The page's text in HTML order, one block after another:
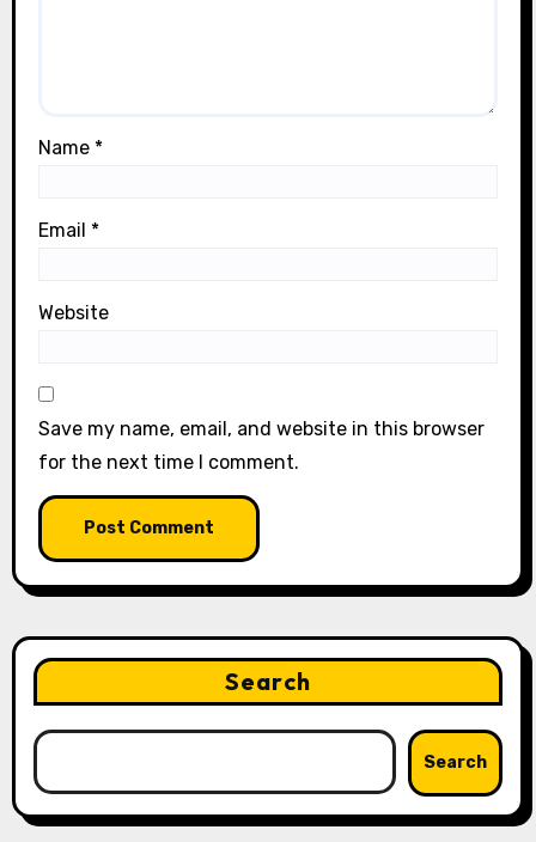
Name *
Email *
Website
Save my name, email, and website in this browser
for the next time I comment.
Search
Search